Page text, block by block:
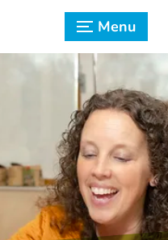
Menu